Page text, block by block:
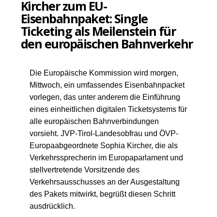
Kircher zum EU-
Eisenbahnpaket: Single
Ticketing als Meilenstein für
den europäischen Bahnverkehr
Die Europäische Kommission wird morgen,
Mittwoch, ein umfassendes Eisenbahnpacket
vorlegen, das unter anderem die Einführung
eines einheitlichen digitalen Ticketsystems für
alle europäischen Bahnverbindungen
vorsieht. JVP-Tirol-Landesobfrau und ÖVP-
Europaabgeordnete Sophia Kircher, die als
Verkehrssprecherin im Europaparlament und
stellvertretende Vorsitzende des
Verkehrsausschusses an der Ausgestaltung
des Pakets mitwirkt, begrüßt diesen Schritt
ausdrücklich.